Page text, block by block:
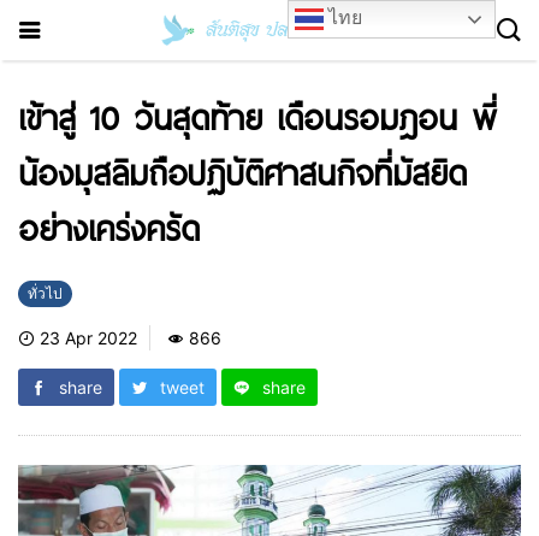
เข้าสู่ 10 วันสุดท้าย เดือนรอมฎอน พี่
น้องมุสลิมถือปฏิบัติศาสนกิจที่มัสยิด
อย่างเคร่งครัด
ทั่วไป
23 Apr 2022 866
share tweet share
ไทย